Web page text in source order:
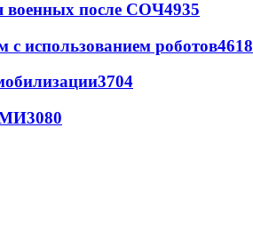
военных после СОЧ4935
использованием роботов4618
3704
3080